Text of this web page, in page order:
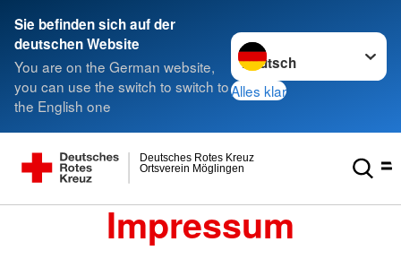
Sie befinden sich auf der
deutschen Website
You are on the German website,
you can use the switch to switch to
the English one
Sprache wechseln zu
Alles klar
Ortsverein Möglingen
Deutsches Rotes Kreuz
Impressum